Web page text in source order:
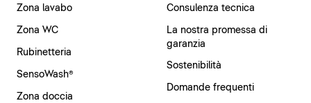
Zona lavabo
Zona WC
Rubinetteria
SensoWash®
Zona doccia
Consulenza tecnica
La nostra promessa di
garanzia
Sostenibilità
Domande frequenti